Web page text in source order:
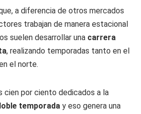
a diferencia de otros mercados
trabajan de manera estacional
suelen desarrollar una carrera
, realizando temporadas tanto en el
el norte.
cien por ciento dedicados a la
temporada y eso genera una